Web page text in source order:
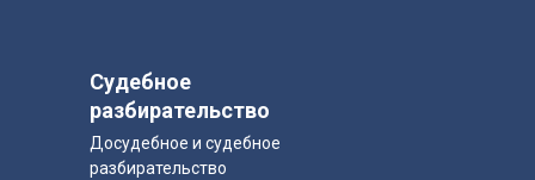
Судебное
разбирательство
Досудебное и судебное
разбирательство